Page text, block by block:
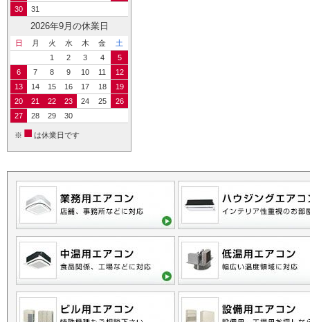
30
31
2026年9月の休業日
日 月 火 水 木 金
土
1
2 3 4
5
6
7 8 9 10 11
12
13
14 15 16 17 18
19
20
21 22 23 24 25
26
27
28 29 30
※ ■ は休業日です